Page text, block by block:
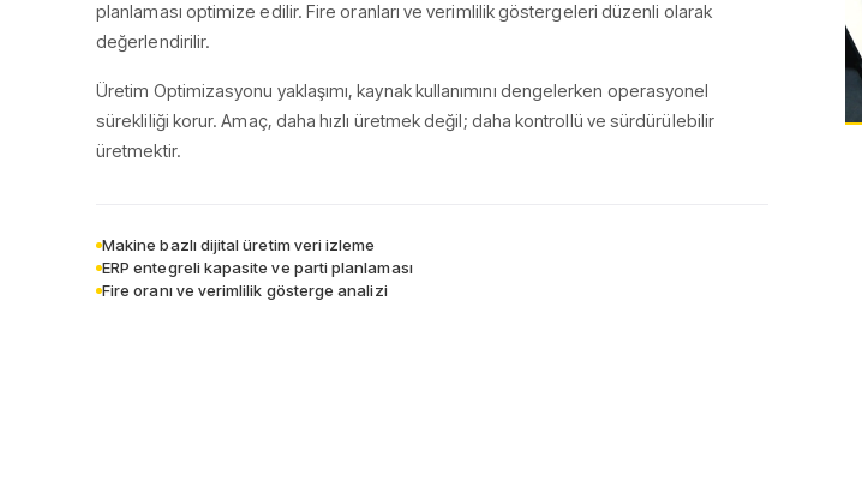
planlaması optimize edilir. Fire oranları ve verimlilik göstergeleri düzenli olarak
değerlendirilir.
Üretim Optimizasyonu yaklaşımı, kaynak kullanımını dengelerken operasyonel
sürekliliği korur. Amaç, daha hızlı üretmek değil; daha kontrollü ve sürdürülebilir
üretmektir.
Makine bazlı dijital üretim veri izleme
ERP entegreli kapasite ve parti planlaması
Fire oranı ve verimlilik gösterge analizi